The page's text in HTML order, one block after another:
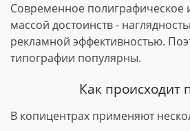
Современное полиграфическое
массой достоинств -
рекламной эффективностью.
типографии популярны.
Как происходит
В копицентрах применяют